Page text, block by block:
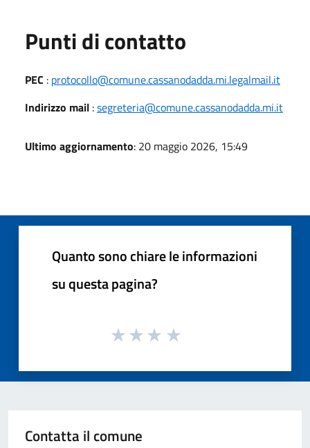
Punti di contatto
PEC : protocollo@comune.cassanodadda.mi.legalmail.it
Indirizzo mail :segreteria@comune.cassanodadda.mi.it
Ultimo aggiornamento: 20 maggio 2026, 15:49
Quanto sono chiare le informazioni
su questa pagina?
Contatta il comune